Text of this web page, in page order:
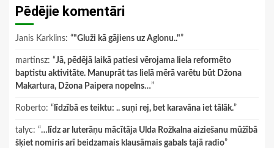
Pēdējie komentāri
Janis Karklins: “"Gluži kā gājiens uz Aglonu.."”
martinsz: “Jā, pēdējā laikā patiesi vērojama liela reformēto
baptistu aktivitāte. Manuprāt tas lielā mērā varētu būt Džona
Makartura, Džona Paipera nopelns…”
Roberto: “ līdzībā es teiktu: .. suņi rej, bet karavāna iet tālāk.”
talyc: “…līdz ar luterāņu mācītāja Ulda Rožkalna aiziešanu mūžībā
šķiet nomiris arī beidzamais klausāmais gabals tajā radio”